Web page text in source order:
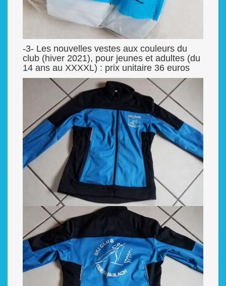
-3- Les nouvelles vestes aux couleurs du
club (hiver 2021), pour jeunes et adultes (du
14 ans au XXXXL) : prix unitaire 36 euros